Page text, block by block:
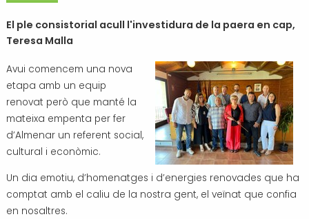
El ple consistorial acull l'investidura de la paera en cap,
Teresa Malla
Avui comencem una nova
etapa amb un equip
renovat però que manté la
mateixa empenta per fer
d’Almenar un referent social,
cultural i econòmic.
Un dia emotiu, d’homenatges i d’energies renovades que ha
comptat amb el caliu de la nostra gent, el veïnat que confia
en nosaltres.